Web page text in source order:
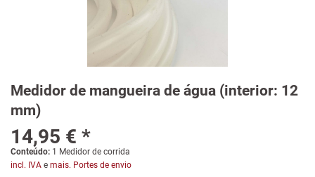
Medidor de mangueira de água (interior: 12
mm)
14,95 € *
Conteúdo: 1 Medidor de corrida
incl. IVA e mais. Portes de envio